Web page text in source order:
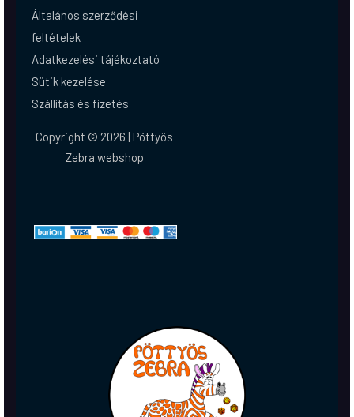
Általános szerződési
feltételek
Adatkezelési tájékoztató
Sütik kezelése
Szállítás és fizetés
Copyright © 2026 | Pöttyös
Zebra webshop